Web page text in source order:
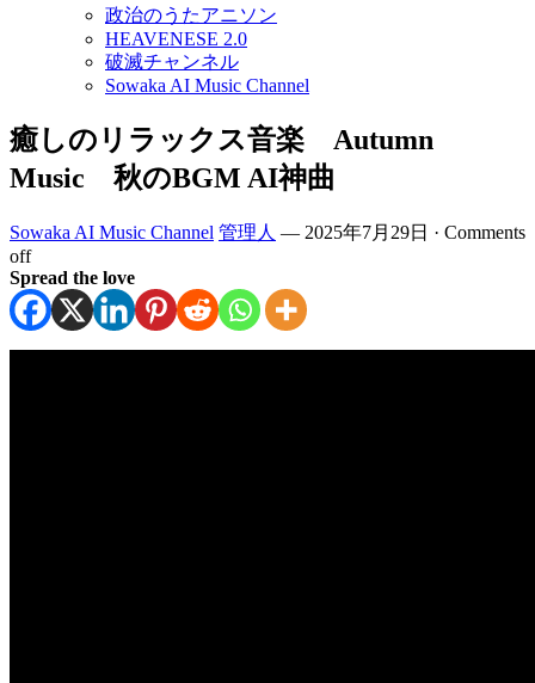
政治のうたアニソン
HEAVENESE 2.0
破滅チャンネル
Sowaka AI Music Channel
癒しのリラックス音楽 Autumn
Music 秋のBGM AI神曲
Sowaka AI Music Channel 管理人 — 2025年7月29日 · Comments
off
Spread the love